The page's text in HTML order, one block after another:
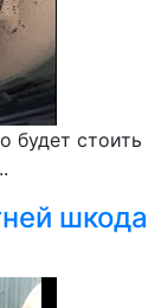
будет стоить
шкода